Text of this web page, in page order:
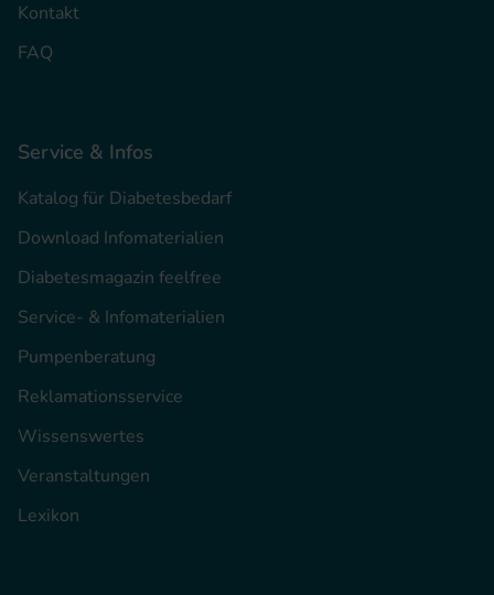
Kontakt
FAQ
Service & Infos
Katalog für Diabetesbedarf
Download Infomaterialien
Diabetesmagazin feelfree
Service- & Infomaterialien
Pumpenberatung
Reklamationsservice
Wissenswertes
Veranstaltungen
Lexikon